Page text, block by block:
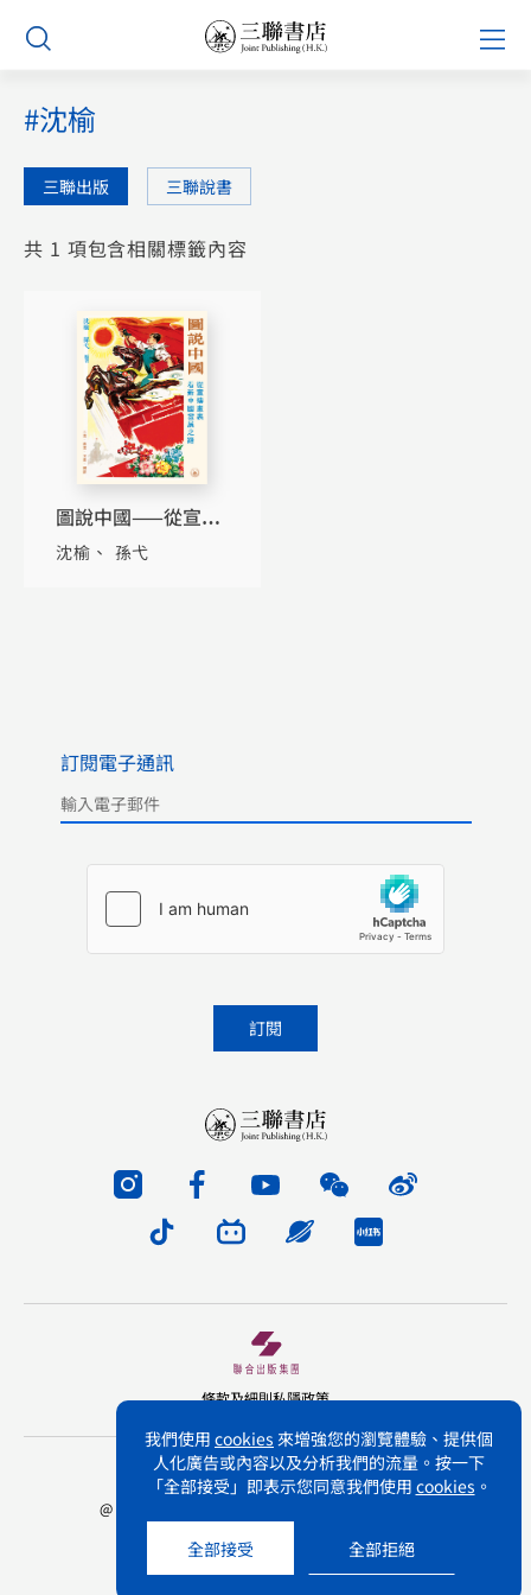
我們使用 cookies 來增強您的瀏覽體驗、提供個
人化廣告或內容以及分析我們的流量。按一下
「全部接受」即表示您同意我們使用 cookies 。
全部接受 全部拒絕
Skip
content
#沈榆
三聯出版 三聯說書
共 1 項包含相關標籤內容
圖說中國——從宣傳
畫裏看新中國發展之
沈榆 孫弋
訂閱電子通訊
版權所有 不得轉載 三聯書店(香港)有限公司
@ Joint Publishing (Hong Kong) Company Limited.
All rights reserved.
條款及細則私隱政策